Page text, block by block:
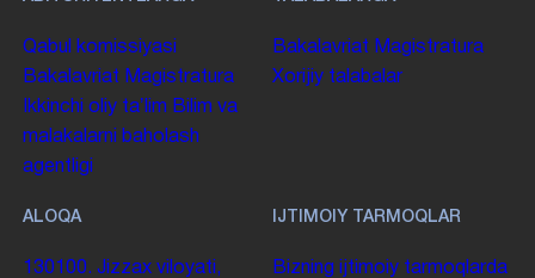
Qabul komissiyasi
Bakalavriat Magistratura
Ikkinchi oliy taʼlim Bilim va
malakalarni baholash
agentligi
Bakalavriat Magistratura
Xorijiy talabalar
ALOQA
130100. Jizzax viloyati,
IJTIMOIY TARMOQLAR
Bizning ijtimoiy tarmoqlarda